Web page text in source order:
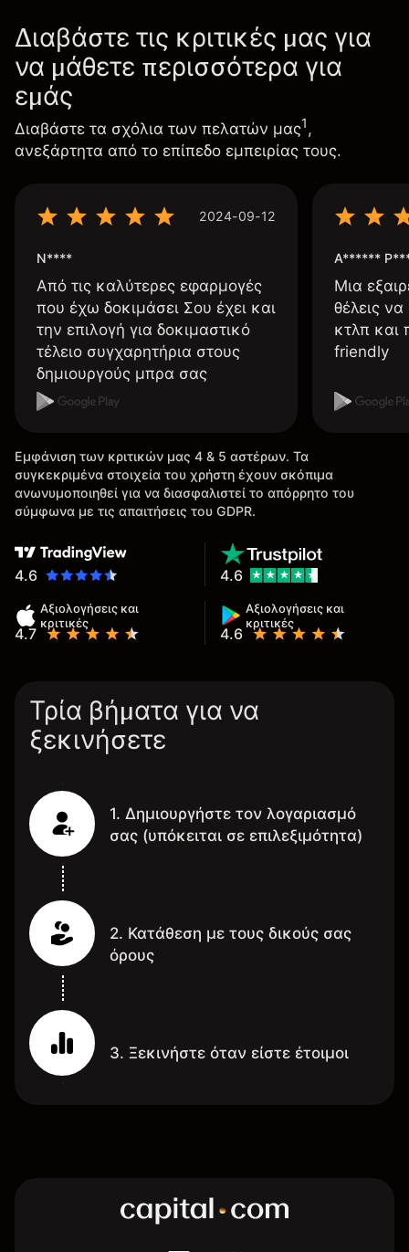
Διαβάστε τις κριτικές μας για
να μάθετε περισσότερα για
εμάς
Διαβάστε τα σχόλια των πελατών μας1,
ανεξάρτητα από το επίπεδο εμπειρίας τους.
2024-09-12
N****
Από τις καλύτερες εφαρμογές
που έχω δοκιμάσει Σου έχει και
την επιλογή για δοκιμαστικό
τέλειο συγχαρητήρια στους
δημιουργούς μπρα σας
A******
Μια
θέλεις
κτλπ και
friendly
Εμφάνιση των κριτικών μας 4 & 5 αστέρων. Τα
συγκεκριμένα στοιχεία του χρήστη έχουν σκόπιμα
ανωνυμοποιηθεί για να διασφαλιστεί το απόρρητο του
σύμφωνα με τις απαιτήσεις του GDPR.
4.6
Αξιολογήσεις και
κριτικές
4.7
Αξιολογήσεις και
κριτικές
4.6
4.6
Τρία βήματα για να
ξεκινήσετε
1. Δημιουργήστε τον λογαριασμό
σας (υπόκειται σε επιλεξιμότητα)
2. Κατάθεση με τους δικούς σας
όρους
3. Ξεκινήστε όταν είστε έτοιμοι